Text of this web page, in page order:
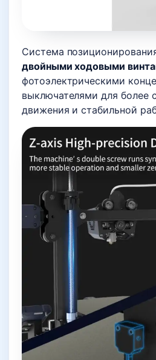
Система
двойными ходовыми
фотоэлектрическими
выключателями для более
движения и стабильной